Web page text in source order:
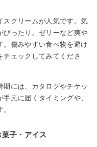
スクリームが人気です。気
ぴったり。ゼリーなど爽や
。傷みやすい食べ物を避け
ェックしてみてくださ
期には、カタログやチケッ
元に届くタイミングや、
子・アイス